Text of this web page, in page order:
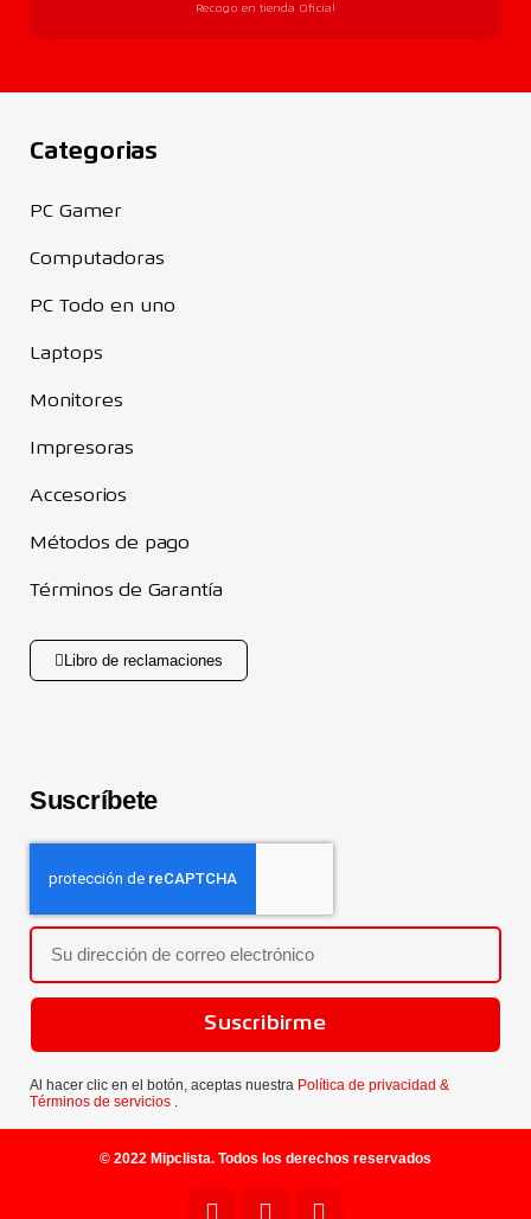
Recogo en tienda Oficial
Categorias
PC Gamer
Computadoras
PC Todo en uno
Laptops
Monitores
Impresoras
Accesorios
Métodos de pago
Términos de Garantía
Libro de reclamaciones
Suscríbete
Suscribirme
Al hacer clic en el botón, aceptas nuestra Política de privacidad &
Términos de servicios
© 2022 Mipclista. Todos los derechos reservados